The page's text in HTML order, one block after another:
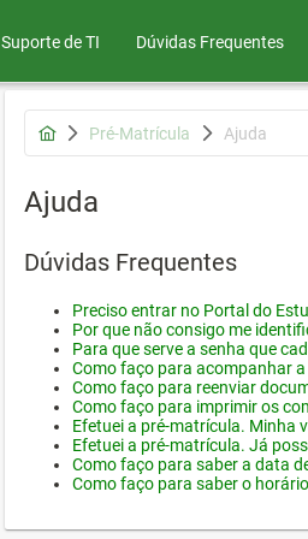
Suporte de TI Dúvidas Frequentes
Pré-Matrícula Ajuda
Ajuda
Dúvidas Frequentes
Preciso entrar no Portal do
Por que não consigo me
Para que serve a senha que
Como faço para acompanhar
Como faço para reenviar
Como faço para imprimir os
Efetuei a pré-matrícula. Minha
Efetuei a pré-matrícula. Já
Como faço para saber a data
Como faço para saber o